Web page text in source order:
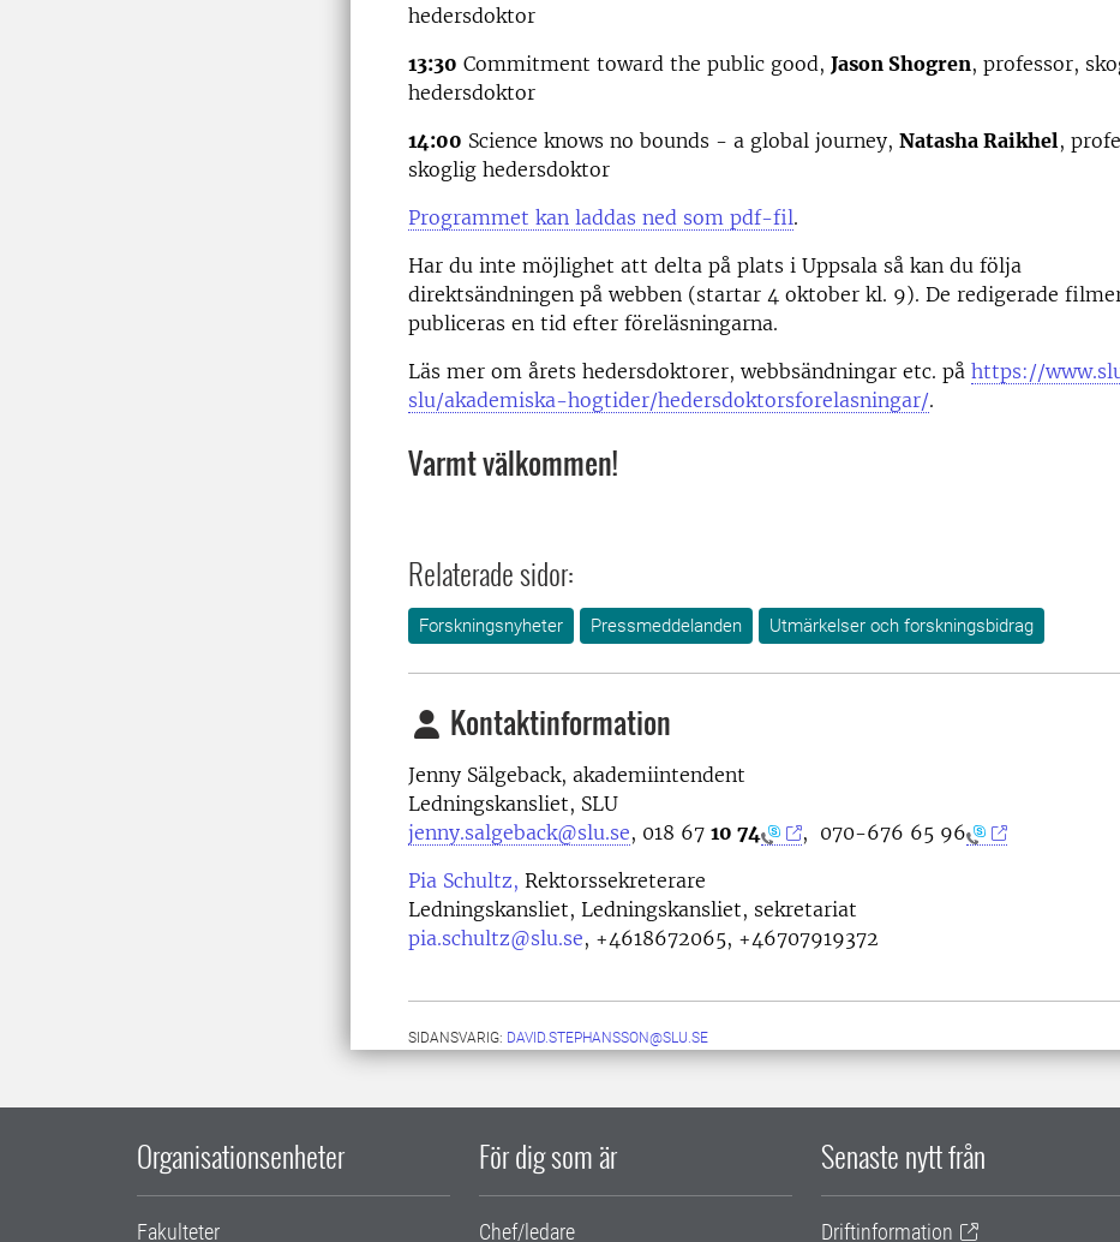
hedersdoktor
13:30 Commitment toward the public good, Jason Shogren, professor,
hedersdoktor
14:00 Science knows no bounds - a global journey, Natasha Raikhel,
skoglig hedersdoktor
Programmet kan laddas ned som pdf-fil.
Har du inte möjlighet att delta på plats i Uppsala så kan du följa
direktsändningen på webben (startar 4 oktober kl. 9). De redigerade
publiceras en tid efter föreläsningarna.
Läs mer om årets hedersdoktorer, webbsändningar etc. på https://
slu/akademiska-hogtider/hedersdoktorsforelasningar/.
Varmt välkommen!
Relaterade sidor:
Forskningsnyheter Pressmeddelanden Utmärkelser och forskningsbidrag
Kontaktinformation
Jenny Sälgeback, akademiintendent
Ledningskansliet, SLU
jenny.salgeback@slu.se, 018 67 10 74 , 070-676 65 96
Pia Schultz, Rektorssekreterare
Ledningskansliet, Ledningskansliet, sekretariat
pia.schultz@slu.se, +4618672065, +46707919372
SIDANSVARIG: DAVID.STEPHANSSON@SLU.SE
Organisationsenheter
Fakulteter
För dig som är
Chef/ledare
Senaste nytt från
Driftinformation